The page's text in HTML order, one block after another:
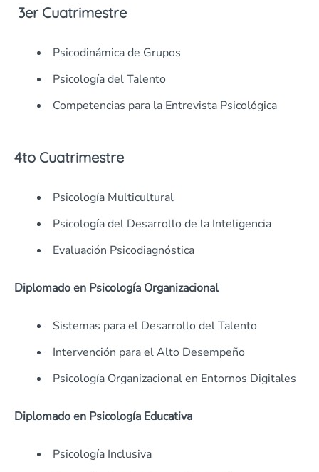
3er Cuatrimestre
Psicodinámica de Grupos
Psicología del Talento
Competencias para la Entrevista Psicológica
4to Cuatrimestre
Psicología Multicultural
Psicología del Desarrollo de la Inteligencia
Evaluación Psicodiagnóstica
Diplomado en Psicología Organizacional
Sistemas para el Desarrollo del Talento
Intervención para el Alto Desempeño
Psicología Organizacional en Entornos Digitales
Diplomado en Psicología Educativa
Psicología Inclusiva